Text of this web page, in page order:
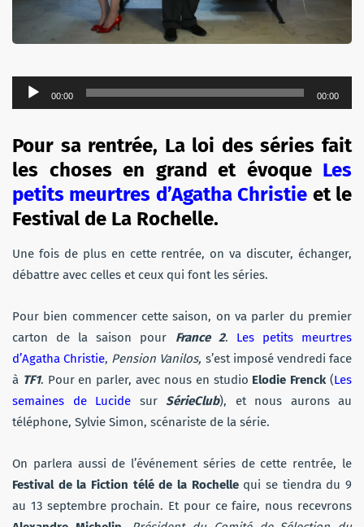
Lecteur
audio
00:00 00:00
Pour sa rentrée, La loi des séries fait
les choses en grand et évoque Les
petits meurtres d’Agatha Christie et le
Festival de La Rochelle.
Une fois de plus en cette rentrée, on va discuter, échanger,
débattre avec celles et ceux qui font les séries.
Pour bien commencer cette saison, on va parler du premier
carton de la saison pour France 2. Les petits meurtres
d’Agatha Christie, Pension Vanilos, s’est imposé vendredi face
à TF1. Pour en parler, avec nous en studio Elodie Frenck(Les
semaines de Lucide sur SérieClub), et nous aurons au
téléphone, Sylvie Simon, scénariste de la série.
On parlera aussi de l’événement séries de cette rentrée, le
Festival de la Fiction télé de la Rochellequi se tiendra du 9
au 13 septembre prochain. Et pour ce faire, nous recevrons